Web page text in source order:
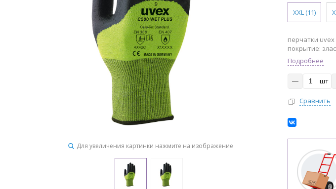
Для увеличения картинки нажмите на изображение
XXL (11)
перчатки
покрытие:
Подробнее
шт
Сравнить